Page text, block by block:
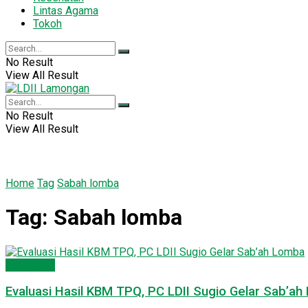
Lintas Agama
Tokoh
No Result
View All Result
No Result
View All Result
Home Tag Sabah lomba
Tag: Sabah lomba
Evaluasi Hasil KBM TPQ, PC LDII Sugio Gelar